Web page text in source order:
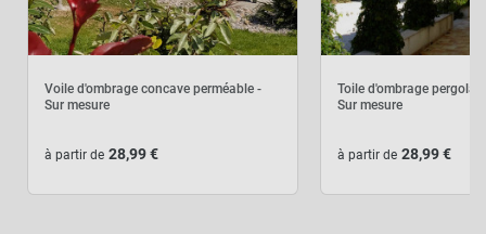
Voile d'ombrage concave perméable -
Sur mesure
à partir de 28,99 €
Toile d'ombrage pergola
Sur mesure
à partir de 28,99 €